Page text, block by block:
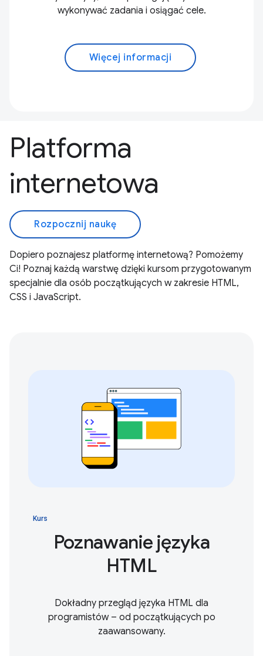
wykonywać zadania i osiągać cele.
Więcej informacji
Platforma
internetowa
Rozpocznij naukę
Dopiero poznajesz platformę internetową? Pomożemy
Ci! Poznaj każdą warstwę dzięki kursom przygotowanym
specjalnie dla osób początkujących w zakresie HTML,
CSS i JavaScript.
Kurs
Poznawanie języka
HTML
Dokładny przegląd języka HTML dla
programistów – od początkujących po
zaawansowany.